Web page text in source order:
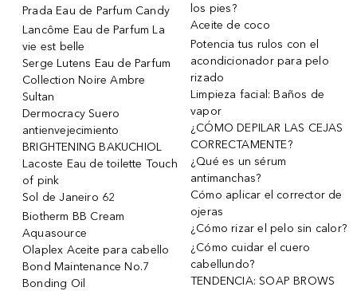
Prada Eau de Parfum Candy
Lancôme Eau de Parfum La
vie est belle
Serge Lutens Eau de Parfum
Collection Noire Ambre
Sultan
Dermocracy Suero
antienvejecimiento
BRIGHTENING BAKUCHIOL
Lacoste Eau de toilette Touch
of pink
Sol de Janeiro 62
Biotherm BB Cream
Aquasource
Olaplex Aceite para cabello
Bond Maintenance No.7
Bonding Oil
los pies?
Aceite de coco
Potencia tus rulos con el
acondicionador para pelo
rizado
Limpieza facial: Baños de
vapor
¿CÓMO DEPILAR LAS CEJAS
CORRECTAMENTE?
¿Qué es un sérum
antimanchas?
Cómo aplicar el corrector de
ojeras
¿Cómo rizar el pelo sin calor?
¿Cómo cuidar el cuero
cabellundo?
TENDENCIA: SOAP BROWS